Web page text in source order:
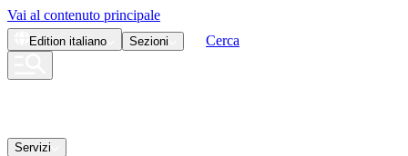
Vai al contenuto principale
Edition italiano Sezioni Cerca
Servizi